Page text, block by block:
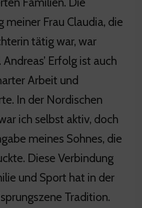
meiner Frau Claudia, die
tätig war, war
Erfolg ist auch
Arbeit und
In der Nordischen
ich selbst aktiv, doch
meines Sohnes, die
Diese Verbindung
und Sport hat in der
Tradition.